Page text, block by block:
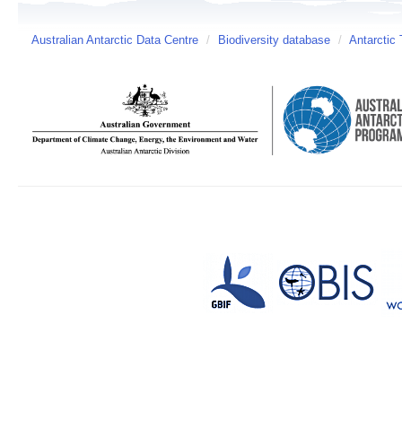
Australian Antarctic Data Centre / Biodiversity database / Antarctic